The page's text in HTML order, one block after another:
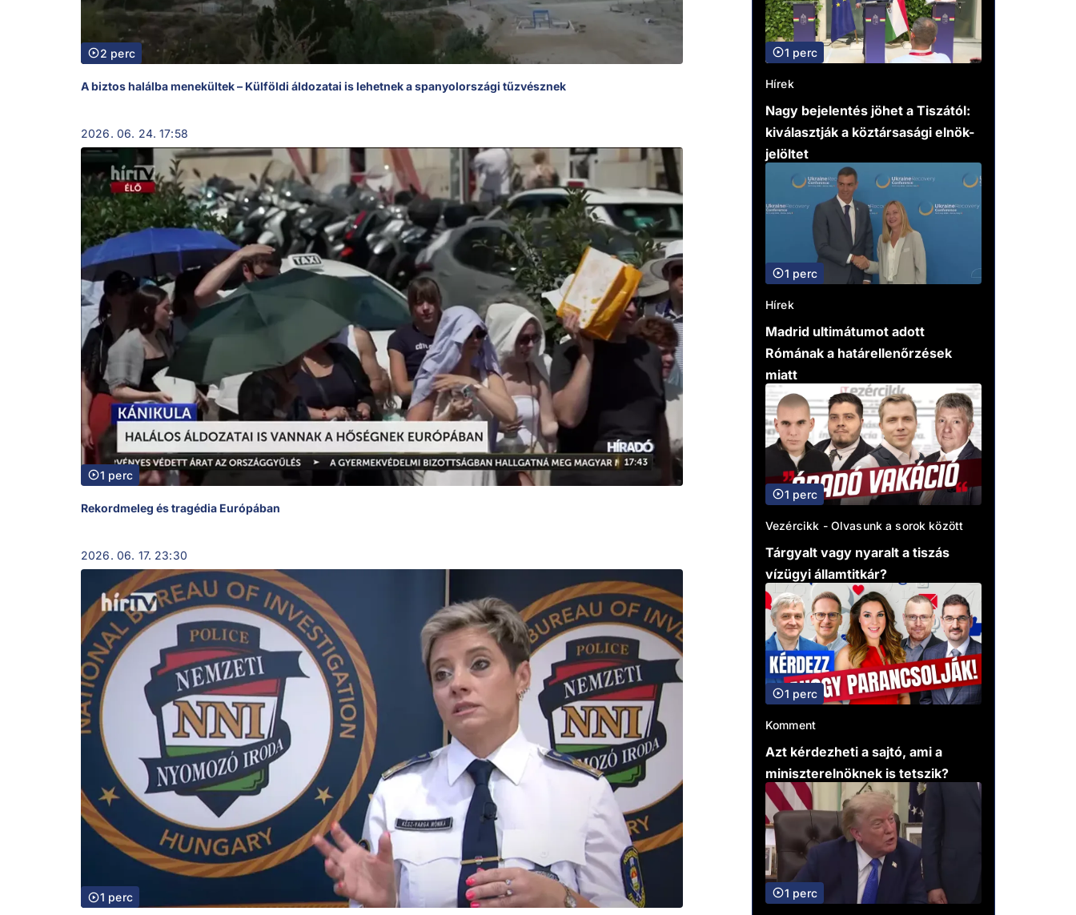
2 perc
A biztos halálba menekültek – Külföldi áldozatai is lehetnek a spanyolországi tűzvésznek
2026. 06. 24. 17:58
1 perc
Rekordmeleg és tragédia Európában
2026. 06. 17. 23:30
1 perc
1 perc
Hírek
Nagy bejelentés jöhet a Tiszától:
kiválasztják a köztársasági elnök-
jelöltet
1 perc
Hírek
Madrid ultimátumot adott
Rómának a határellenőrzések
miatt
1 perc
Vezércikk - Olvasunk a sorok között
Tárgyalt vagy nyaralt a tiszás
vízügyi államtitkár?
1 perc
Komment
Azt kérdezheti a sajtó, ami a
miniszterelnöknek is tetszik?
1 perc